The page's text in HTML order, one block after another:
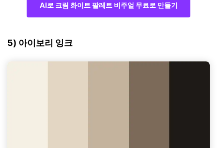
AI로 크림 화이트 팔레트 비주얼 무료로 만들기
5) 아이보리 잉크